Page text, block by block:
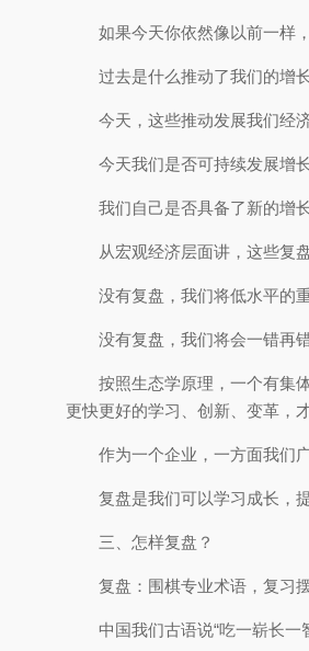
如果今天你依然像以前一样
过去是什么推动了我们的增
今天，这些推动发展我们经
今天我们是否可持续发展增
我们自己是否具备了新的增
从宏观经济层面讲，这些复
没有复盘，我们将低水平的
没有复盘，我们将会一错再
按照生态学原理，一个有集
更快更好的学习、创新、变革，
作为一个企业，一方面我们
复盘是我们可以学习成长，
三、怎样复盘？
复盘：围棋专业术语，复习
中国我们古语说“吃一崭长一